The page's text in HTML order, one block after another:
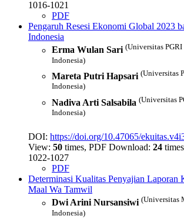
1016-1021
PDF
Pengaruh Resesi Ekonomi Global 2023
Indonesia
Erma Wulan Sari (Universitas
Indonesia)
Mareta Putri Hapsari (Universitas
Indonesia)
Nadiva Arti Salsabila (Universitas
Indonesia)
DOI: https://doi.org/10.47065/
View: 50 times, PDF Download: 24 times
1022-1027
PDF
Determinasi Kualitas Penyajian Laporan
Maal Wa Tamwil
Dwi Arini Nursansiwi (Universitas
Indonesia)